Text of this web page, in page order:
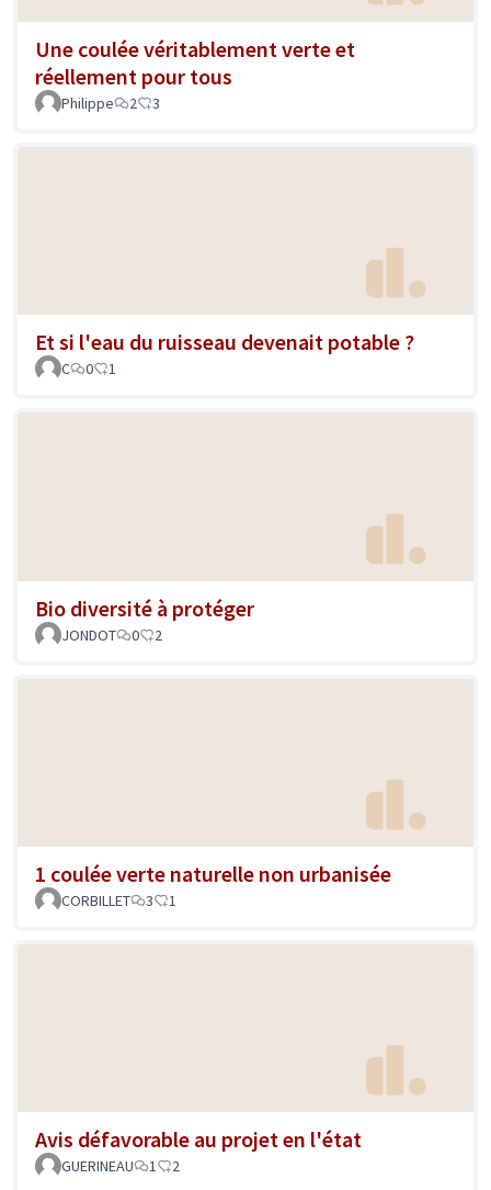
Une coulée véritablement verte et
réellement pour tous
Philippe 2 3
Et si l'eau du ruisseau devenait potable ?
C 0 1
Bio diversité à protéger
JONDOT 0 2
1 coulée verte naturelle non urbanisée
CORBILLET 3 1
Avis défavorable au projet en l'état
GUERINEAU 1 2